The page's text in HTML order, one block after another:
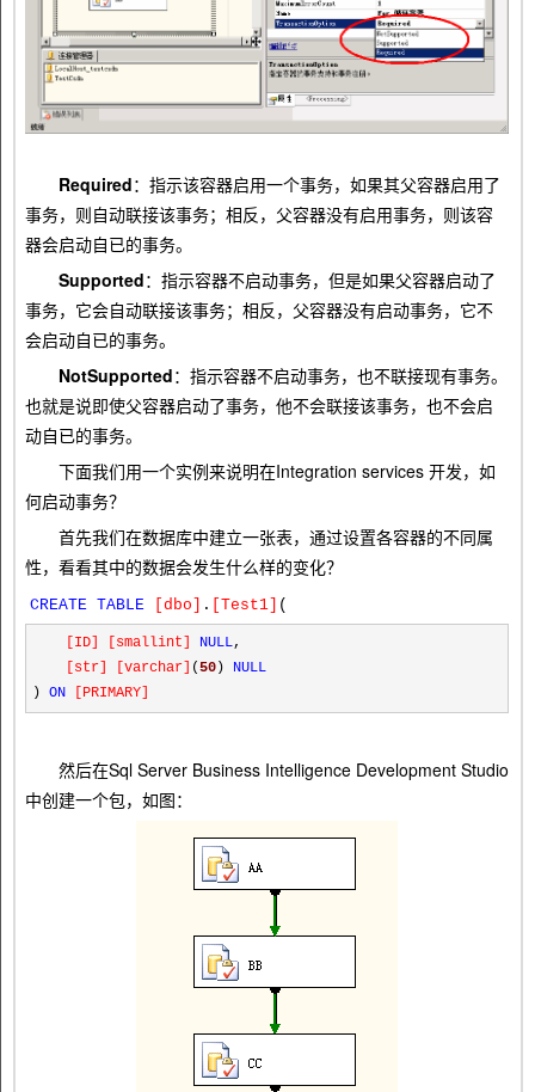
Required：指示该容器启用一个事务，如果其父容器启用了
事务，则自动联接该事务；相反，父容器没有启用事务，则该容
器会启动自已的事务。
Supported：指示容器不启动事务，但是如果父容器启动了
事务，它会自动联接该事务；相反，父容器没有启动事务，它不
会启动自已的事务。
NotSupported：指示容器不启动事务，也不联接现有事务。
也就是说即使父容器启动了事务，他不会联接该事务，也不会启
动自已的事务。
下面我们用一个实例来说明在Integration services 开发，如
何启动事务？
首先我们在数据库中建立一张表，通过设置各容器的不同属
性，看看其中的数据会发生什么样的变化？
CREATE TABLE dbo . Test1 (
[ID] [smallint] NULL,
[str] [varchar] (50) NULL
) ON [PRIMARY]
然后在Sql Server Business Intelligence Development Studio
中创建一个包，如图：